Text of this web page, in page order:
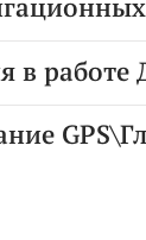
в работе